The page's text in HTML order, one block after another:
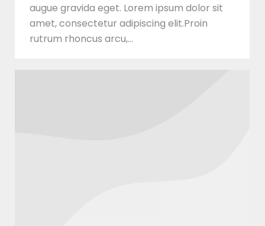
augue gravida eget. Lorem ipsum dolor sit
amet, consectetur adipiscing elit.Proin
rutrum rhoncus arcu,…